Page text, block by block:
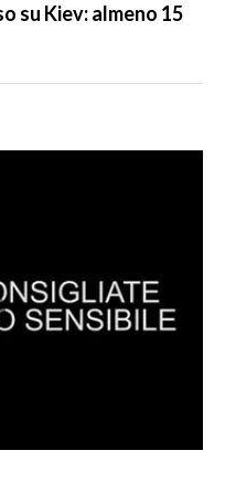
su Kiev: almeno 15